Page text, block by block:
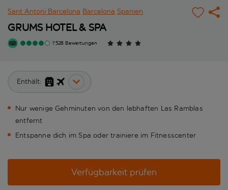
Sant Antoni Barcelona Barcelona Spanien
GRUMS HOTEL & SPA
1'528 Bewertungen
Enthält:
Nur wenige Gehminuten von den lebhaften Las Ramblas
entfernt
Entspanne dich im Spa oder trainiere im Fitnesscenter
Verfügbarkeit prüfen